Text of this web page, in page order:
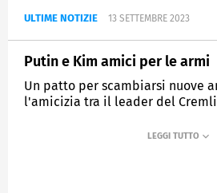
ULTIME NOTIZIE 13 SETTEMBRE 2023
Putin e Kim amici per le armi
Un patto per scambiarsi nuove
l'amicizia tra il leader del